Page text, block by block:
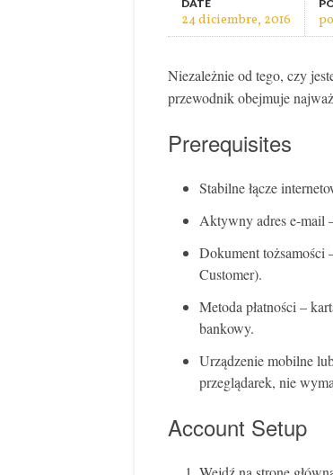
DATE
24 diciembre, 2016
Niezależnie od tego, czy
przewodnik obejmuje
Prerequisites
Stabilne łącze
Aktywny adres e-mail
Dokument
Customer).
Metoda płatności –
bankowy.
Urządzenie mobilne
przeglądarek, nie
Account Setup